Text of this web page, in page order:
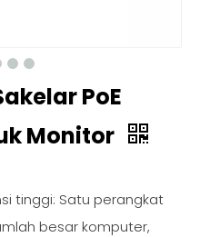
PoE
Monitor
tinggi: Satu perangkat
besar komputer,